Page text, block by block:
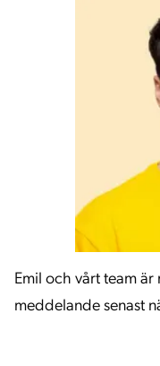
Emil och vårt team
meddelande senast